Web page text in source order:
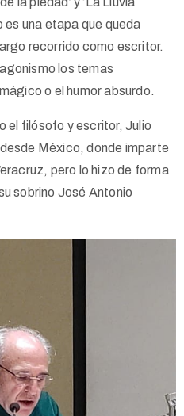
una etapa que queda
recorrido como escritor.
los temas
o el humor absurdo.
el filósofo y escritor, Julio
México, donde imparte
pero lo hizo de forma
sobrino José Antonio